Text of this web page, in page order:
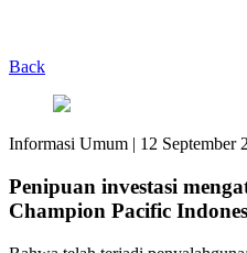
Back
Informasi Umum | 12 September
Penipuan investasi
Champion Pacific